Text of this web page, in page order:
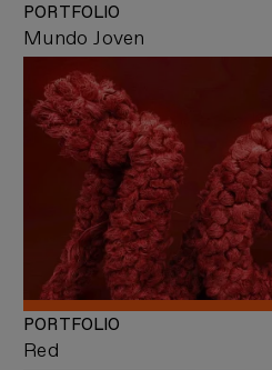
Mundo Joven
PORTFOLIO
Red
PORTFOLIO